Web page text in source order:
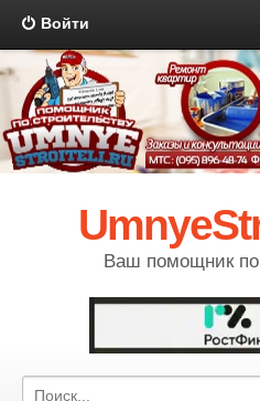
Войти
Ваш помощник по